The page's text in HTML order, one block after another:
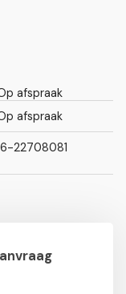
afspraak
afspraak
22708081